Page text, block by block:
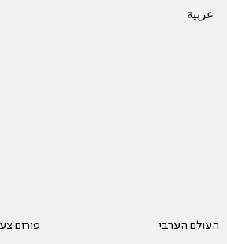
عربية
העולם הערבי
פורום